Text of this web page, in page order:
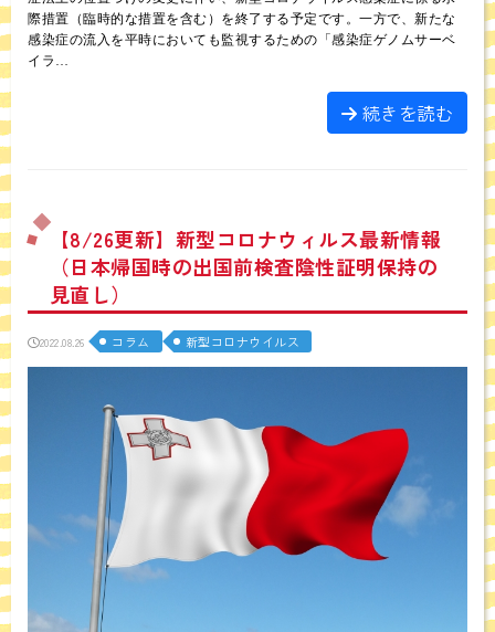
際措置（臨時的な措置を含む）を終了する予定です。一方で、新たな
感染症の流入を平時においても監視するための「感染症ゲノムサーベ
イラ…
続きを読む
【8/26更新】新型コロナウィルス最新情報
（日本帰国時の出国前検査陰性証明保持の
見直し）
2022.08.26 コラム 新型コロナウイルス